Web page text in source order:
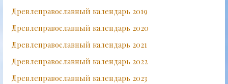
Древлеправославный календарь 2019
Древлеправославный календарь 2020
Древлеправославный календарь 2021
Древлеправославный календарь 2022
Древлеправославный календарь 2023